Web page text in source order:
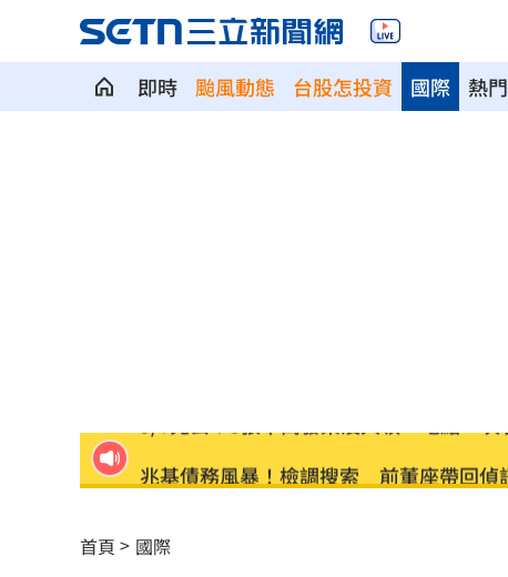
即時 颱風動態 台股怎投資 熱門
國際
台灣上市賣破8百輛！油電休旅80萬有找
首頁 國際